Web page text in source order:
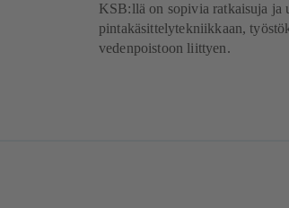
KSB:llä on sopivia ratkaisuja ja
pintakäsittelytekniikkaan,
vedenpoistoon liittyen.